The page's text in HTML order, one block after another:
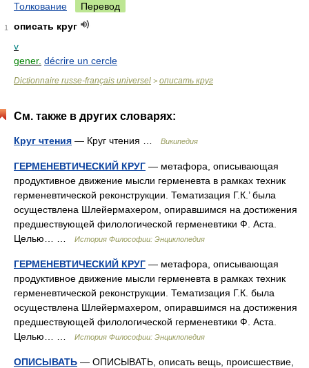
Толкование Перевод
1
описать круг
v
gener. décrire un cercle
Dictionnaire russe-français universel > описать круг
См. также в других словарях:
Круг чтения — Круг чтения … Википедия
ГЕРМЕНЕВТИЧЕСКИЙ КРУГ — метафора, описывающая
продуктивное движение мысли герменевта в рамках техник
герменевтической реконструкции. Тематизация Г.К.’ была
осуществлена Шлейермахером, опиравшимся на достижения
предшествующей филологической герменевтики Ф. Аста.
Целью… …
История Философии: Энциклопедия
ГЕРМЕНЕВТИЧЕСКИЙ КРУГ — метафора, описывающая
продуктивное движение мысли герменевта в рамках техник
герменевтической реконструкции. Тематизация Г.К. была
осуществлена Шлейермахером, опиравшимся на достижения
предшествующей филологической герменевтики Ф. Аста.
Целью… …
История Философии: Энциклопедия
ОПИСЫВАТЬ — ОПИСЫВАТЬ, описать вещь, происшествие,